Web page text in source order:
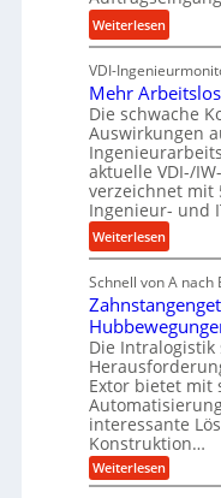
s
s
b
u
n
d
H
y
d
r
a
u
l
i
m
V
e
r
g
l
e
e
u
n
d
l
a
n
g
l
e
b
i
g
e
K
u
g
e
l
g
e
w
Weiterlesen:
K
r
o
n
e
s
s
t
e
i
g
r
t
U
m
s
a
t
z
VDI-
Mehr
Die schwache
Auswirkungen
aktuelle VDI-/
verzeichnet mit
Ingenieur- und
Weiterlesen:
M
e
h
r
A
r
b
e
i
t
s
Schnell von A nach
Die
Extor bietet mit
interessante
Konstruktion…
Weiterlesen:
Z